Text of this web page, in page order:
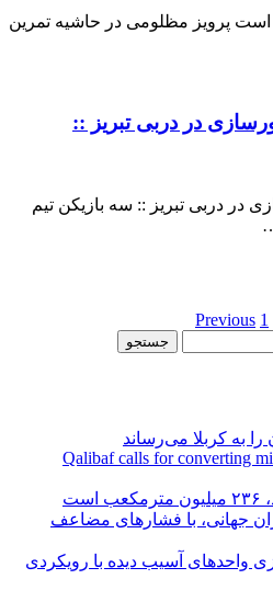
است پرویز مظلومی در حاشیه تمرین
در دربی تبریز :: سه بازیکن تیم
Previous 1
را به کربلا می‌رساند
Qalibaf calls for converting
جهانی، با فشارهای مضاعف
واحدهای آسیب دیده با رویکردی